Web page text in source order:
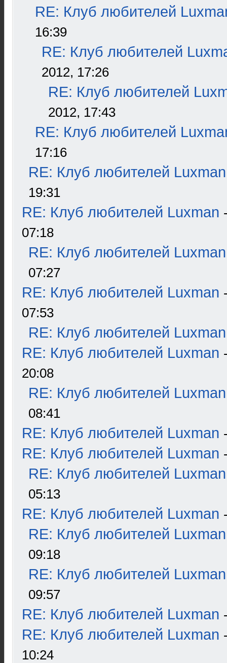
RE: Клуб любителей
16:39
RE: Клуб любителей
2012, 17:26
RE: Клуб любителей
2012, 17:43
RE: Клуб любителей
17:16
RE: Клуб любителей Luxman
19:31
RE: Клуб любителей Luxman
07:18
RE: Клуб любителей Luxman
07:27
RE: Клуб любителей Luxman
07:53
RE: Клуб любителей Luxman
RE: Клуб любителей Luxman
20:08
RE: Клуб любителей Luxman
08:41
RE: Клуб любителей Luxman
RE: Клуб любителей Luxman
RE: Клуб любителей Luxman
05:13
RE: Клуб любителей Luxman
RE: Клуб любителей Luxman
09:18
RE: Клуб любителей Luxman
09:57
RE: Клуб любителей Luxman
RE: Клуб любителей Luxman
10:24